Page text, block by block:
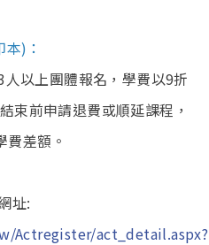
)：
以上團體報名，學費以9折
束前申請退費或順延課程，
差額。
址:
Actregister/act_detail.aspx?